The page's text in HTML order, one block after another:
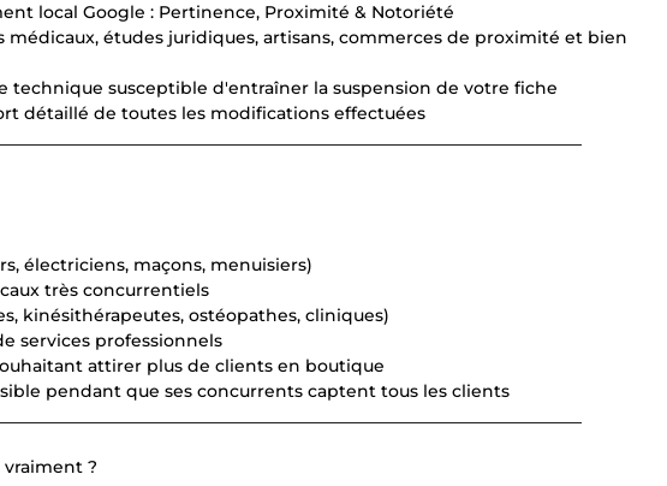
local Google : Pertinence, Proximité & Notoriété
études juridiques, artisans, commerces de proximité et bien
technique susceptible d'entraîner la suspension de votre fiche
détaillé de toutes les modifications effectuées
électriciens, maçons, menuisiers)
très concurrentiels
kinésithérapeutes, ostéopathes, cliniques)
services professionnels
attirer plus de clients en boutique
pendant que ses concurrents captent tous les clients
?